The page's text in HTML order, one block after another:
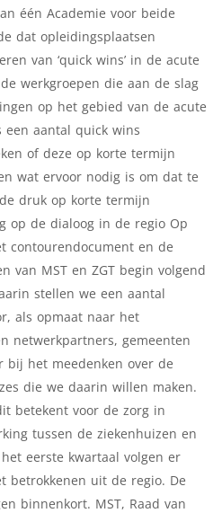
één Academie voor beide
dat opleidingsplaatsen
van ‘quick wins’ in de acute
werkgroepen die aan de slag
op het gebied van de acute
een aantal quick wins
of deze op korte termijn
wat ervoor nodig is om dat te
druk op korte termijn
op de dialoog in de regio Op
contourendocument en de
van MST en ZGT begin volgend
stellen we een aantal
als opmaat naar het
netwerkpartners, gemeenten
bij het meedenken over de
die we daarin willen maken.
betekent voor de zorg in
tussen de ziekenhuizen en
eerste kwartaal volgen er
betrokkenen uit de regio. De
binnenkort. MST, Raad van